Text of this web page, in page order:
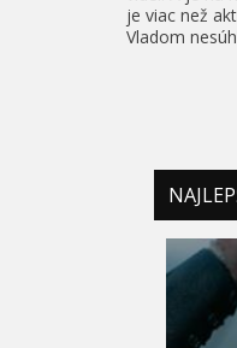
je viac než
Vladom